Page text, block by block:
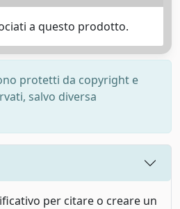
a questo prodotto.
protetti da copyright e
salvo diversa
per citare o creare un